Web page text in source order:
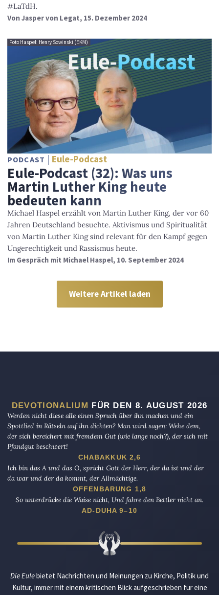
#LaTdH.
Von Jasper von Legat, 15. Dezember 2024
Foto Haspel: Henry Sowinski (EKM)
PODCAST Eule-Podcast
Eule-Podcast (32): Was uns
Martin Luther King heute
bedeuten kann
Michael Haspel erzählt von Martin Luther King, der vor 60
Jahren Deutschland besuchte. Aktivismus und Spiritualität
von Martin Luther King sind relevant für den Kampf gegen
Ungerechtigkeit und Rassismus heute.
Im Gespräch mit Michael Haspel, 10. September 2024
Weitere Artikel laden
DEVOTIONALIUM FÜR DEN 8. AUGUST 2026
Werden nicht diese alle einen Spruch über ihn machen und ein
Spottlied in Rätseln auf ihn dichten? Man wird sagen: Wehe dem,
der sich bereichert mit fremdem Gut (wie lange noch?), der sich mit
Pfandgut beschwert!
CHABAKKUK 2,6
Ich bin das A und das O, spricht Gott der Herr, der da ist und der
da war und der da kommt, der Allmächtige.
OFFENBARUNG 1,8
So unterdrücke die Waise nicht, Und fahre den Bettler nicht an.
AD-DUHA 9–10
Die Eulebietet Nachrichten und Meinungen zu Kirche, Politik und
Kultur, immer mit einem kritischen Blick aufgeschrieben für eine